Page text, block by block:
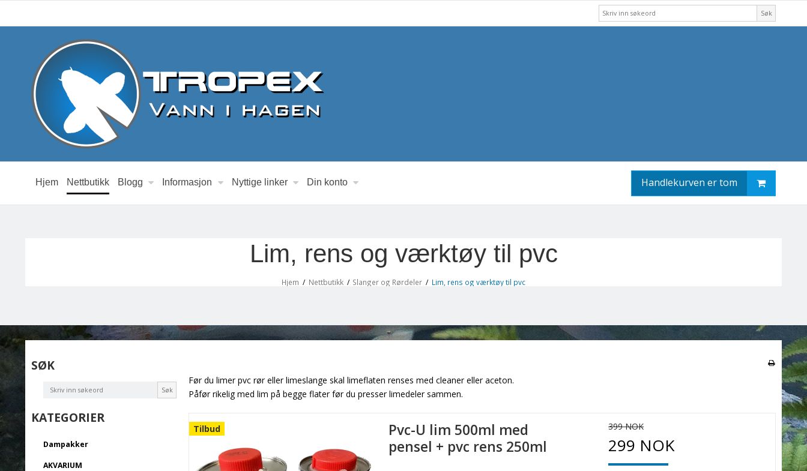
Søk
Hjem Nettbutikk Blogg Informasjon Nyttige linker Din konto Handlekurven er tom
Lim, rens og værktøy til pvc
Hjem / Nettbutikk / Slanger og Rørdeler / Lim, rens og værktøy til pvc
SØK
Søk
KATEGORIER
Dampakker
AKVARIUM
Før du limer pvc rør eller limeslange skal limeflaten renses med cleaner eller aceton.
Påfør rikelig med lim på begge flater før du presser limedeler sammen.
Tilbud
Pvc-U lim 500ml med
pensel + pvc rens 250ml
399 NOK
299 NOK